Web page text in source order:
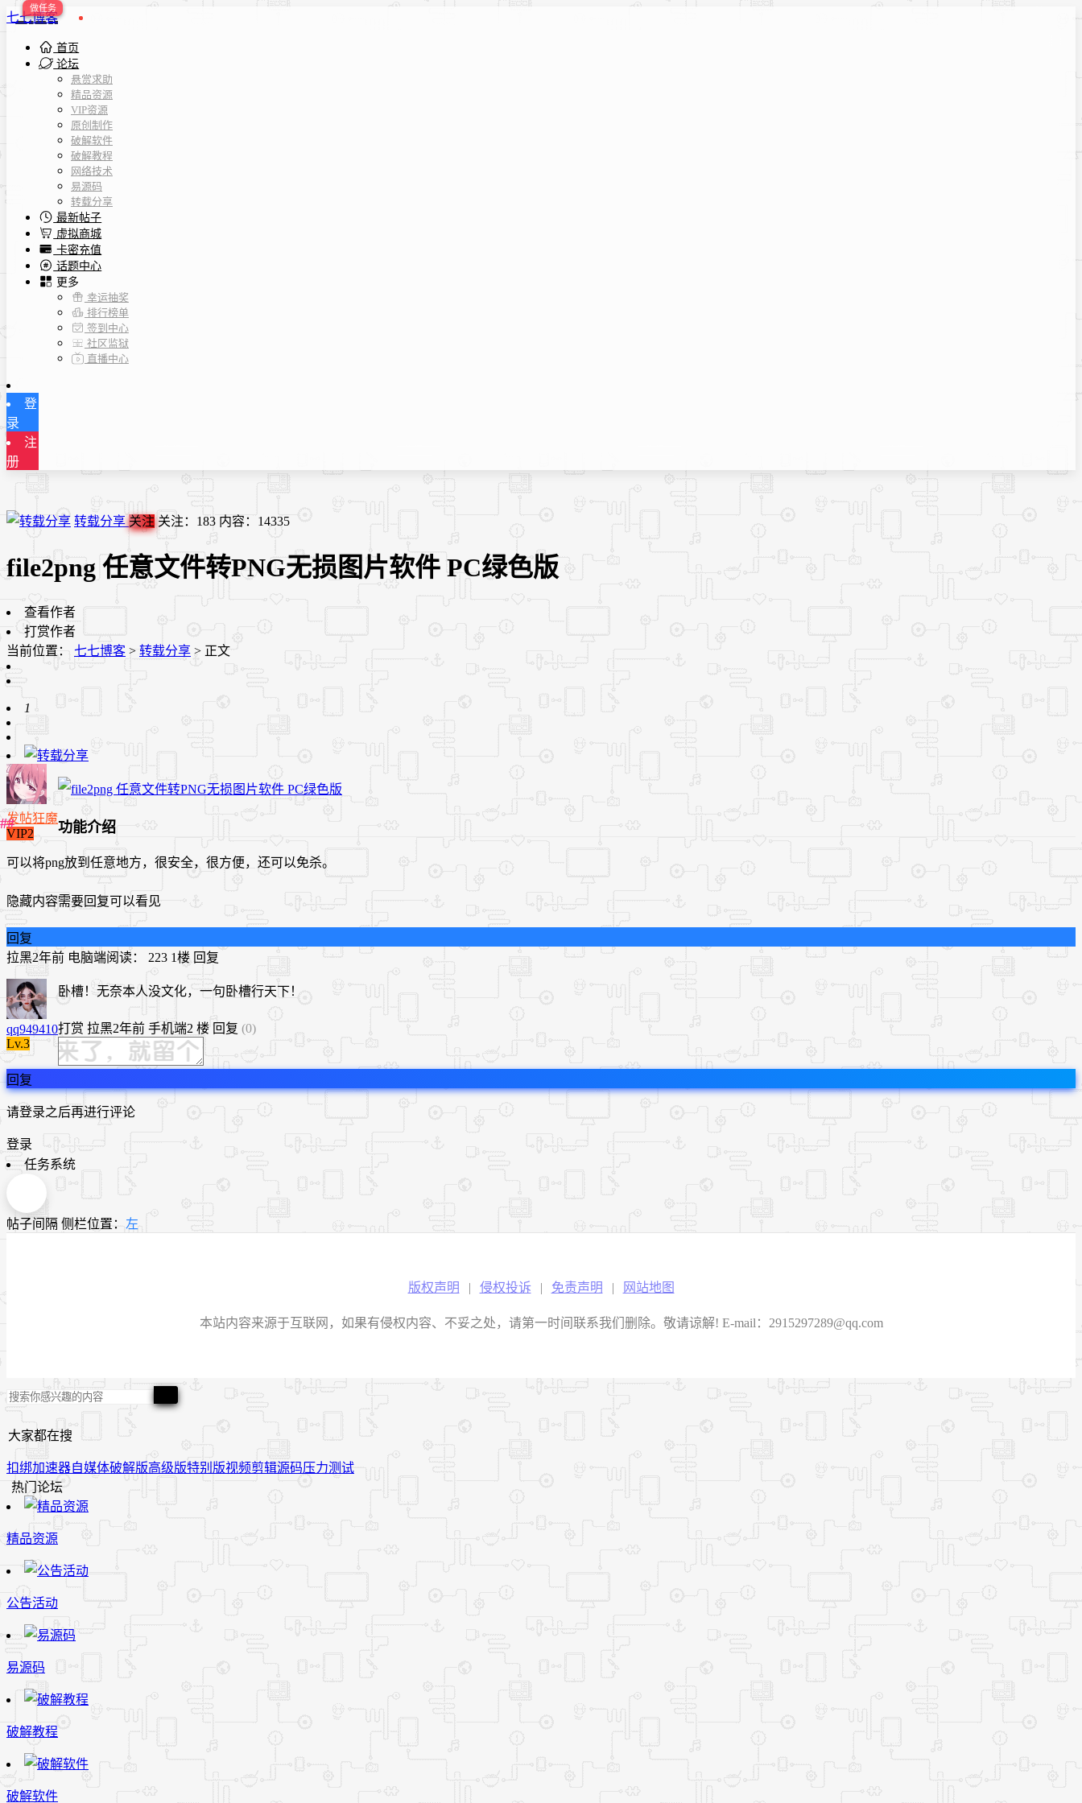
七七博客
首页
论坛
悬赏求助
精品资源
VIP资源
原创制作
破解软件
破解教程
网络技术
易源码
转载分享
最新帖子
虚拟商城
卡密充值
话题中心
更多
幸运抽奖
排行榜单
签到中心
社区监狱
直播中心
登
录
注
册
转载分享关注 关注： 183 内容： 14335
file2png 任意文件转PNG无损图片软件 PC绿色版
查看作者
打赏作者
当前位置： 七七博客 > 转载分享 > 正文
1
发帖狂魔
VIP2
功能介绍
可以将png放到任意地方，很安全，很方便，还可以免杀。
隐藏内容需要回复可以看见
回复
拉黑2年前 电脑端阅读： 223 1楼 回复
qq949410
Lv.3
卧槽！无奈本人没文化，一句卧槽行天下！
打赏 拉黑2年前 手机端2 楼 回复 (0)
回复
请登录之后再进行评论
登录
任务系统
帖子间隔 侧栏位置： 左
版权声明 | 侵权投诉 | 免责声明 | 网站地图
本站内容来源于互联网，如果有侵权内容、不妥之处，请第一时间联系我们删除。敬请谅解! E-mail：2915297289@qq.com
大家都在搜
扣绑加速器自媒体破解版高级版特别版视频剪辑源码压力测试
热门论坛
精品资源
公告活动
易源码
破解教程
破解软件